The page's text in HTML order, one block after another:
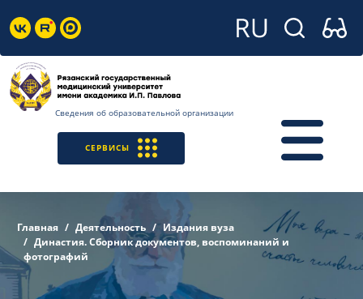
Сведения об образовательной организации
СЕРВИСЫ
Главная Деятельность
Издания вуза
Династия. Сборник документов, воспоминаний и
фотографий